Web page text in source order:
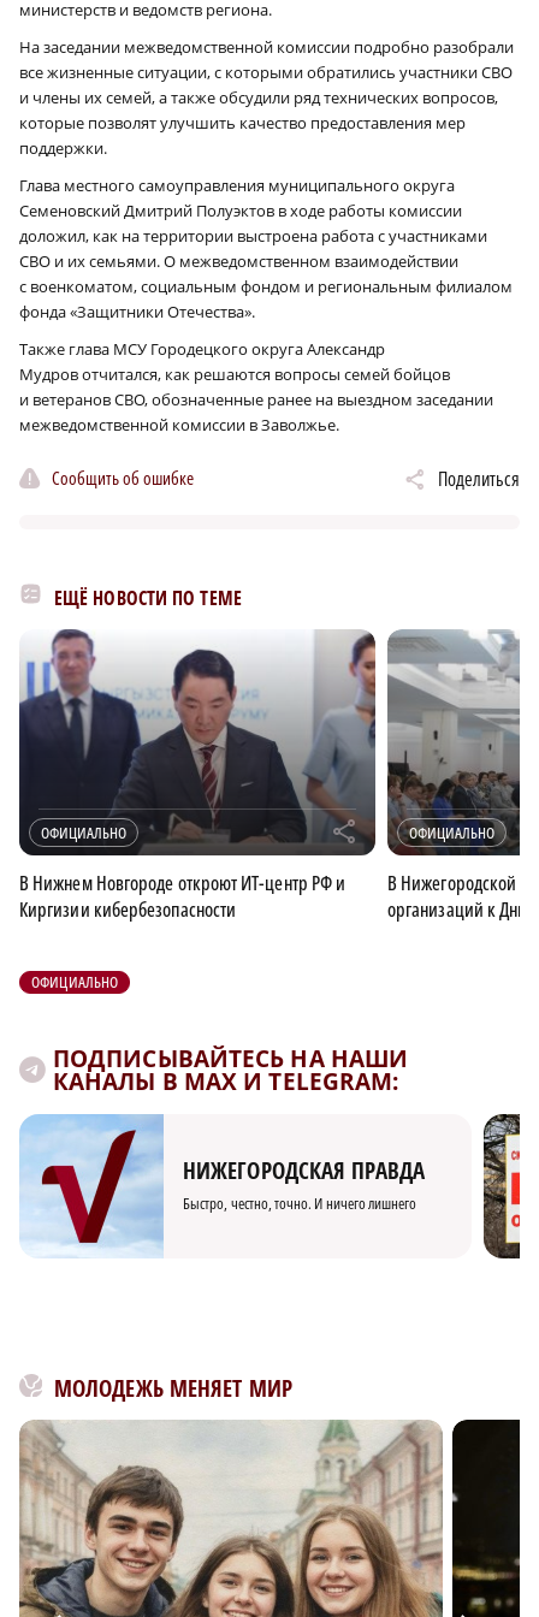
министерств и ведомств региона.
На заседании межведомственной комиссии подробно разобрали
все жизненные ситуации, с которыми обратились участники СВО
и члены их семей, а также обсудили ряд технических вопросов,
которые позволят улучшить качество предоставления мер
поддержки.
Глава местного самоуправления муниципального округа
Семеновский Дмитрий Полуэктов в ходе работы комиссии
доложил, как на территории выстроена работа с участниками
СВО и их семьями. О межведомственном взаимодействии
с военкоматом, социальным фондом и региональным филиалом
фонда «Защитники Отечества».
Также глава МСУ Городецкого округа Александр
Мудров отчитался, как решаются вопросы семей бойцов
и ветеранов СВО, обозначенные ранее на выездном заседании
межведомственной комиссии в Заволжье.
Сообщить об ошибке Поделиться
ЕЩЁ НОВОСТИ ПО ТЕМЕ
ОФИЦИАЛЬНО r
В Нижнем Новгороде откроют ИТ-центр РФ и
Киргизии кибербезопасности
ОФИЦИАЛЬНО
В Нижегородской
организаций к Дню
ОФИЦИАЛЬНО
ПОДПИСЫВАЙТЕСЬ НА НАШИ
КАНАЛЫ В MAX И TELEGRAM:
НИЖЕГОРОДСКАЯ ПРАВДА
Быстро, честно, точно. И ничего лишнего
МОЛОДЕЖЬ МЕНЯЕТ МИР